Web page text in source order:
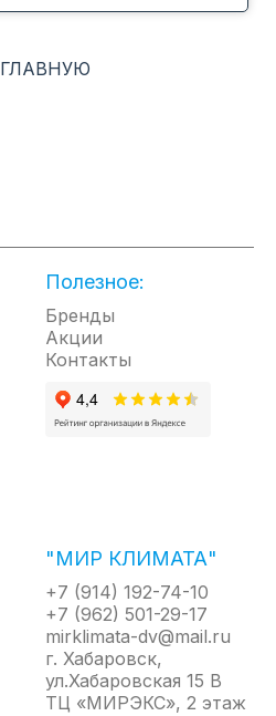
уменьшен без ущерба
Полезное:
Бренды
Акции
Контакты
"МИР КЛИМАТА"
+7 (914) 192-74-10
+7 (962) 501-29-17
mirklimata-dv@mail.ru
г. Хабаровск,
ул.Хабаровская 15 В
ТЦ «МИРЭКС», 2 этаж